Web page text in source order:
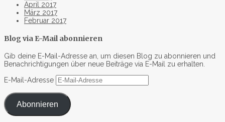
April 2017
März 2017
Februar 2017
Blog via E-Mail abonnieren
Gib deine E-Mail-Adresse an, um diesen Blog zu abonnieren und
Benachrichtigungen über neue Beiträge via E-Mail zu erhalten.
E-Mail-Adresse
Abonnieren